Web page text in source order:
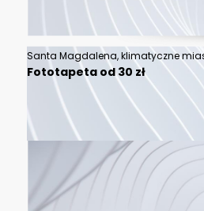
Fototapeta od 30 zł